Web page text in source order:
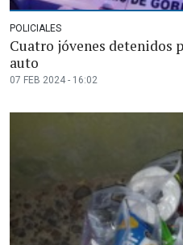
POLICIALES
Cuatro jóvenes detenidos
auto
07 FEB 2024 - 16:02